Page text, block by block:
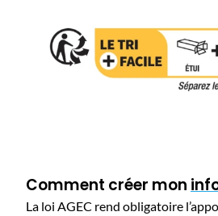
Comment créer mon
La loi AGEC rend obligatoire